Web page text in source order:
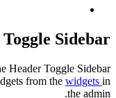
Sidebar
Header Toggle Sidebar
from the widgets in
the admin.